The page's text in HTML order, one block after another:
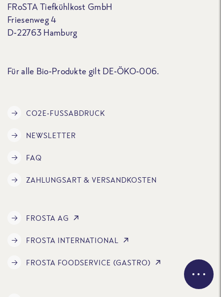
FRoSTA Tiefkühlkost GmbH
Friesenweg 4
D-22763 Hamburg
Für alle Bio-Produkte gilt DE-ÖKO-006.
CO2E-FUSSABDRUCK
NEWSLETTER
FAQ
ZAHLUNGSART & VERSANDKOSTEN
FROSTA AG
FROSTA INTERNATIONAL
FROSTA FOODSERVICE (GASTRO)